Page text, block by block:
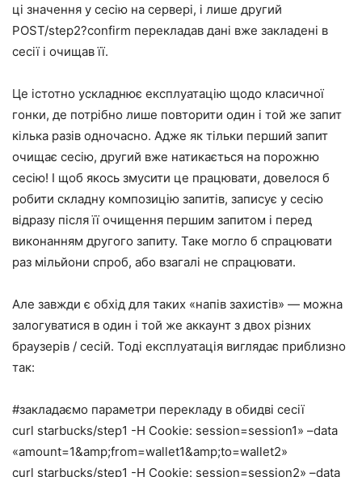
ці значення у сесію на сервері, і лише другий
POST/step2?confirm перекладав дані вже закладені в
сесії і очищав її.
Це істотно ускладнює експлуатацію щодо класичної
гонки, де потрібно лише повторити один і той же запит
кілька разів одночасно. Адже як тільки перший запит
очищає сесію, другий вже натикається на порожню
сесію! І щоб якось змусити це працювати, довелося б
робити складну композицію запитів, записує у сесію
відразу після її очищення першим запитом і перед
виконанням другого запиту. Таке могло б спрацювати
раз мільйони спроб, або взагалі не спрацювати.
Але завжди є обхід для таких «напів захистів» — можна
залогуватися в один і той же аккаунт з двох різних
браузерів / сесій. Тоді експлуатація виглядає приблизно
так:
#закладаємо параметри перекладу в обидві сесії
curl starbucks/step1 -H Cookie: session=session1» –data
«amount=1&amp;from=wallet1&amp;to=wallet2»
curl starbucks/step1 -H Cookie: session=session2» –data